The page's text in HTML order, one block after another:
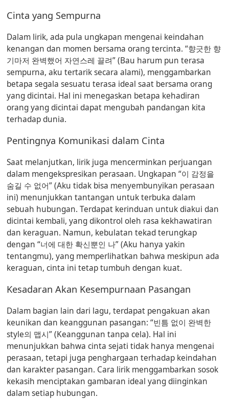
Cinta yang Sempurna
Dalam lirik, ada pula ungkapan mengenai keindahan
kenangan dan momen bersama orang tercinta.“향긋한 향
기마저 완벽했어 자연스레 끌려”(Bau harum pun terasa
sempurna, aku tertarik secara alami), menggambarkan
betapa segala sesuatu terasa ideal saat bersama orang
yang dicintai. Hal ini menegaskan betapa kehadiran
orang yang dicintai dapat mengubah pandangan kita
terhadap dunia.
Pentingnya Komunikasi dalam Cinta
Saat melanjutkan, lirik juga mencerminkan perjuangan
dalam mengekspresikan perasaan. Ungkapan“이 감정을
숨길 수 없어”(Aku tidak bisa menyembunyikan perasaan
ini) menunjukkan tantangan untuk terbuka dalam
sebuah hubungan. Terdapat kerinduan untuk diakui dan
dicintai kembali, yang dikontrol oleh rasa kekhawatiran
dan keraguan. Namun, kebulatan tekad terungkap
dengan“너에 대한 확신뿐인 나”(Aku hanya yakin
tentangmu), yang memperlihatkan bahwa meskipun ada
keraguan, cinta ini tetap tumbuh dengan kuat.
Kesadaran Akan Kesempurnaan Pasangan
Dalam bagian lain dari lagu, terdapat pengakuan akan
keunikan dan keanggunan pasangan:“빈틈 없이 완벽한
style의 맵시”(Keanggunan tanpa cela). Hal ini
menunjukkan bahwa cinta sejati tidak hanya mengenai
perasaan, tetapi juga penghargaan terhadap keindahan
dan karakter pasangan. Cara lirik menggambarkan sosok
kekasih menciptakan gambaran ideal yang diinginkan
dalam setiap hubungan.